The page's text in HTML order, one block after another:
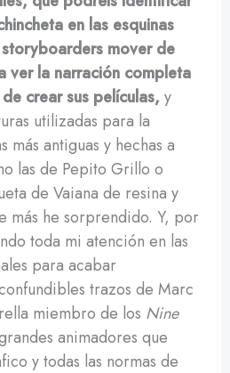
en las esquinas
mover de
ver la narración completa
crear sus películas, y
utilizadas para la
más antiguas y hechas a
las de Pepito Grillo o
de Vaiana de resina y
más he sorprendido. Y, por
toda mi atención en las
para acabar
trazos de Marc
miembro de los Nine
animadores que
y todas las normas de